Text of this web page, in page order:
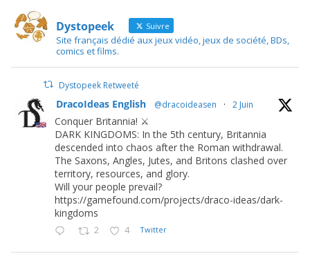
Dystopeek Suivre
Site français dédié aux jeux vidéo, jeux de société, BDs,
comics et films.
Dystopeek Retweeté
DracoIdeas English @dracoideasen · 2 Juin
Conquer Britannia! ⚔️
DARK KINGDOMS: In the 5th century, Britannia
descended into chaos after the Roman withdrawal.
The Saxons, Angles, Jutes, and Britons clashed over
territory, resources, and glory.
Will your people prevail?
https://gamefound.com/projects/draco-ideas/dark-
kingdoms
2 4 Twitter